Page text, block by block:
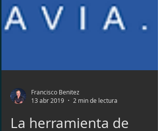
13 abr 2019
2 min de lectura